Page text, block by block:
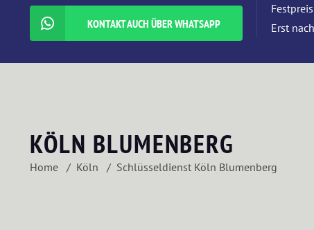
KONTAKT AUCH ÜBER WHATSAPP
Erst
KÖLN BLUMENBERG
Home Köln Schlüsseldienst Köln Blumenberg